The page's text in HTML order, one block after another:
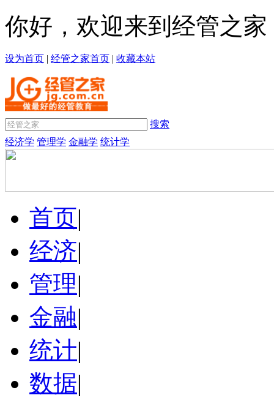
你好，欢迎来到经管之家
设为首页 | 经管之家首页 | 收藏本站
搜索
经济学 管理学 金融学 统计学
首页|
经济|
管理|
金融|
统计|
数据|